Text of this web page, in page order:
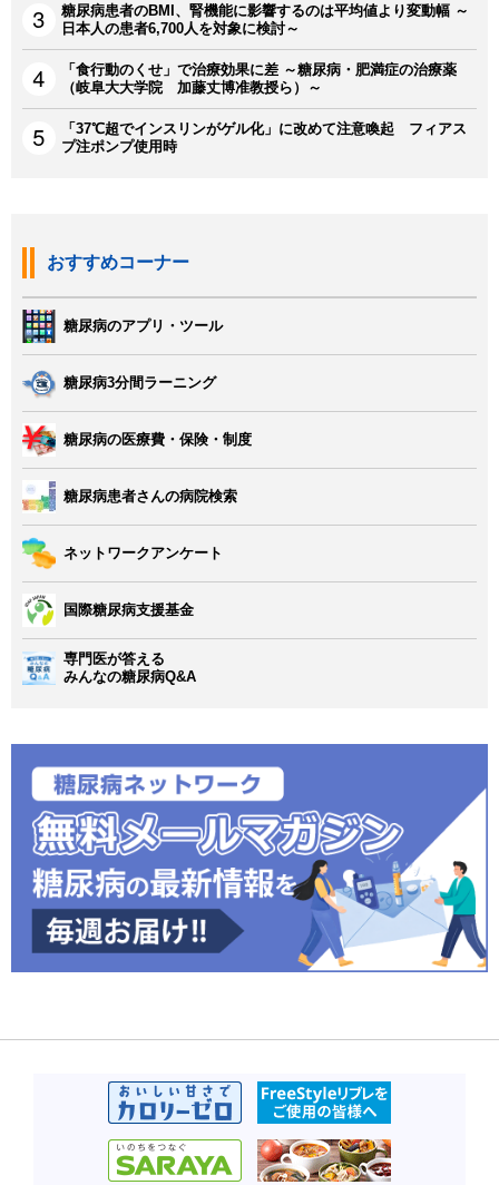
糖尿病患者のBMI、腎機能に影響するのは平均値より変動幅 ～
日本人の患者6,700人を対象に検討～
「食行動のくせ」で治療効果に差 ～糖尿病・肥満症の治療薬
（岐阜大大学院 加藤丈博准教授ら）～
「37℃超でインスリンがゲル化」に改めて注意喚起 フィアス
プ注ポンプ使用時
おすすめコーナー
糖尿病のアプリ・ツール
糖尿病3分間ラーニング
糖尿病の医療費・保険・制度
糖尿病患者さんの病院検索
ネットワークアンケート
国際糖尿病支援基金
専門医が答える
みんなの糖尿病Q&A